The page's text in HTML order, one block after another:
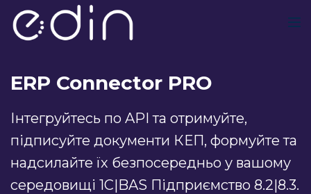
ERP Connector PRO
Інтегруйтесь по API та отримуйте,
підписуйте документи КЕП, формуйте та
надсилайте їх безпосередньо у вашому
середовищі 1С|BAS Підприємство 8.2|8.3.